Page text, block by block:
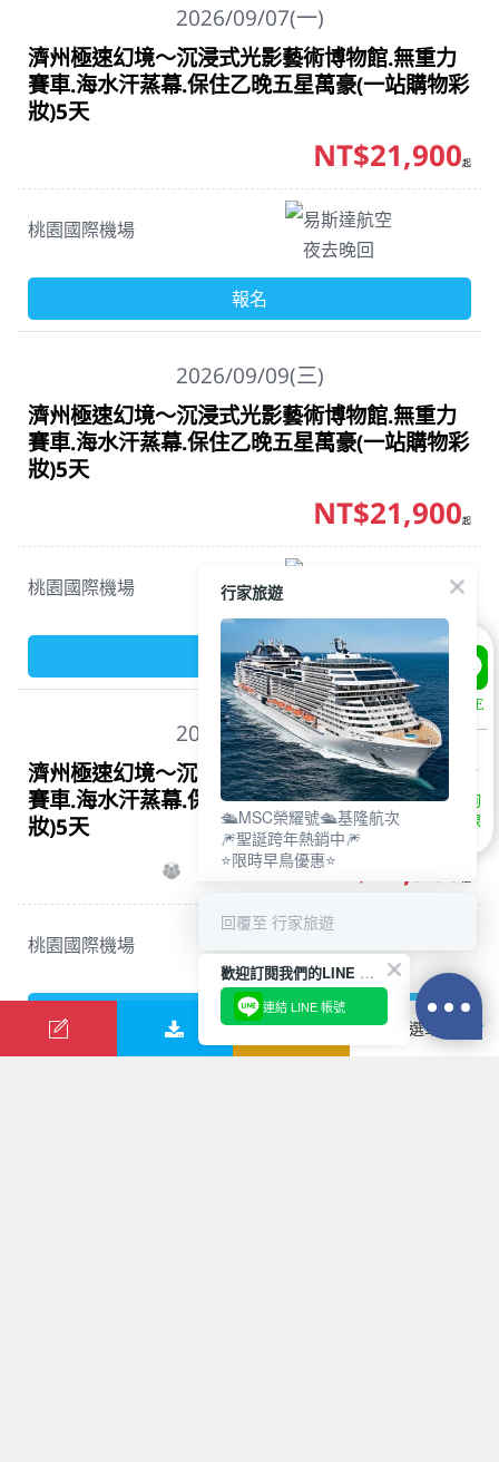
2026/09/07(一)
濟州極速幻境～沉浸式光影藝術博物館.無重力
賽車.海水汗蒸幕.保住乙晚五星萬豪(一站購物彩
妝)5天
桃園國際機場
易斯達航空
夜去晚回
NT$21,900起
報名
2026/09/09(三)
濟州極速幻境～沉浸式光影藝術博物館.無重力
賽車.海水汗蒸幕.保住乙晚五星萬豪(一站購物彩
妝)5天
桃園國際機場
NT$21,900起
報名
2026/09/11(五)
濟州極速幻境～沉浸式光影藝術博物館.無重力
賽車.海水汗蒸幕.保住乙晚五星萬豪(一站購物彩
妝)5天
桃園國際機場
易斯達航空
夜去晚回
NT$21,900
報名
LINE
諮詢
專線
行家旅遊
🛳️MSC榮耀號🛳️基隆航次
🎆聖誕跨年熱銷中🎆
⭐限時早鳥優惠⭐
回覆至 行家旅遊
歡迎訂閱我們的LINE 官方帳號
連結 LINE 帳號